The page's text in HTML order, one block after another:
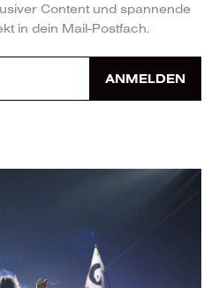
Content und spannende
in dein Mail-Postfach.
ANMELDEN